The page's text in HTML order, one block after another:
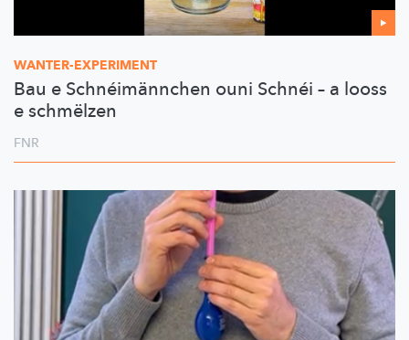
WANTER-EXPERIMENT
Bau e Schnéimännchen ouni Schnéi – a looss
e schmëlzen
FNR